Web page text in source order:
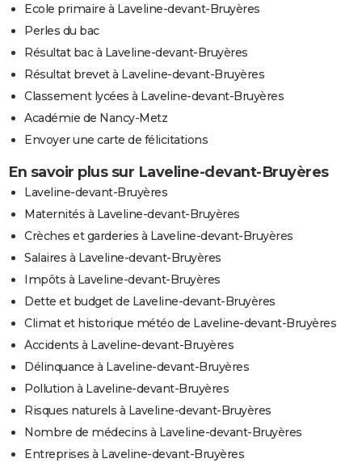
Ecole primaire à Laveline-devant-Bruyères
Perles du bac
Résultat bac à Laveline-devant-Bruyères
Résultat brevet à Laveline-devant-Bruyères
Classement lycées à Laveline-devant-Bruyères
Académie de Nancy-Metz
Envoyer une carte de félicitations
En savoir plus sur Laveline-devant-Bruyères
Laveline-devant-Bruyères
Maternités à Laveline-devant-Bruyères
Crèches et garderies à Laveline-devant-Bruyères
Salaires à Laveline-devant-Bruyères
Impôts à Laveline-devant-Bruyères
Dette et budget de Laveline-devant-Bruyères
Climat et historique météo de Laveline-devant-Bruyères
Accidents à Laveline-devant-Bruyères
Délinquance à Laveline-devant-Bruyères
Pollution à Laveline-devant-Bruyères
Risques naturels à Laveline-devant-Bruyères
Nombre de médecins à Laveline-devant-Bruyères
Entreprises à Laveline-devant-Bruyères